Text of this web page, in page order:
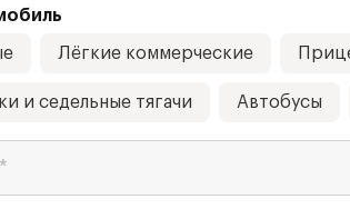
Лёгкие коммерческие
и седельные тягачи Автобусы